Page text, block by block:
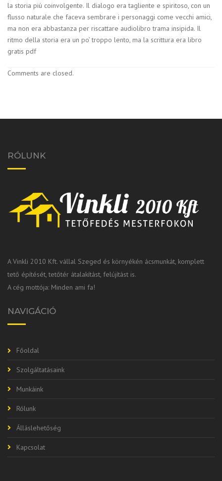
la storia più coinvolgente. Il dialogo era tagliente e spiritoso, con un
flusso naturale che faceva sembrare i personaggi come vecchi amici,
ma non era abbastanza per riscattare audiolibro trama insipida. Il
ritmo della storia era un po’ troppo lento, ma la scrittura era libro
gratis pdf
Comments are closed.
RÓLUNK
A Vinkli 2010 Kft. vállal Szeged és környékén ácsmunkát, komplett
tető építését, tetőtér átalakítást, felújítást is.
A cég mottója: Minden ami fa!
NAVIGÁCIÓ
Főoldal
Szolgáltatásaink
Munkáink
Rólunk
Álláslehetőség
Kapcsolat